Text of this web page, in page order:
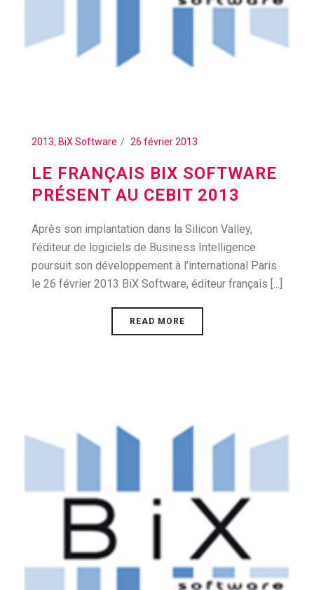
2013, BiX Software 26 février 2013
LE FRANÇAIS BIX SOFTWARE
PRÉSENT AU CEBIT 2013
Après son implantation dans la Silicon Valley,
l’éditeur de logiciels de Business Intelligence
poursuit son développement à l’international Paris
le 26 février 2013 BiX Software, éditeur français [...]
READ MORE